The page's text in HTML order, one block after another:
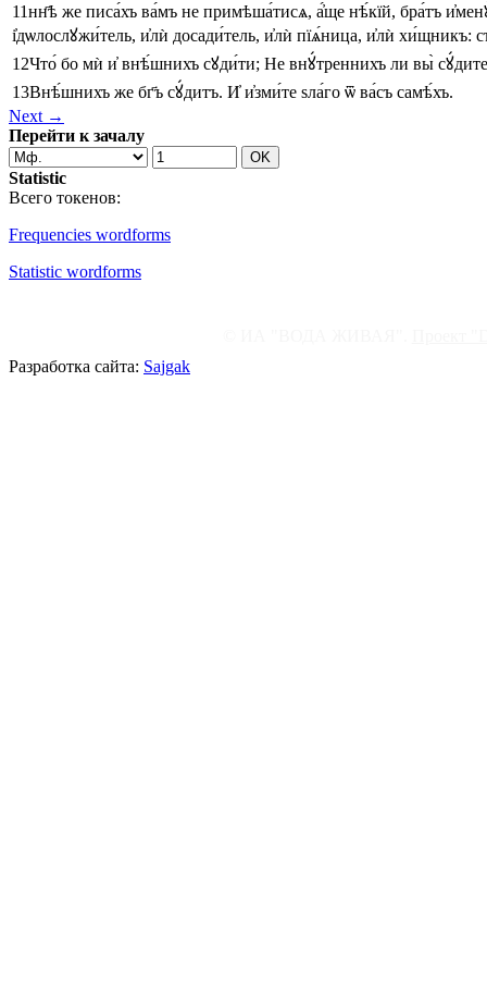
11нн҃ѣ же писа́хъ ва́мъ не примѣша́тисѧ, а҆́ще нѣ́кїй, бра́тъ
і҆дѡлослꙋжи́тель, и҆лѝ досади́тель, и҆лѝ пїѧ́ница, и҆лѝ хи́щникъ:
12Что́ бо мѝ и҆ внѣ́шнихъ сꙋди́ти; Не внꙋ́треннихъ ли вы̀ сꙋ́дите
13Внѣ́шнихъ же бг҃ъ сꙋ́дитъ. И҆ и҆зми́те ѕла́го ѿ ва́съ самѣ́хъ.
Next →
Перейти к зачалу
Statistic
Всего токенов:
Frequencies wordforms
Statistic wordforms
Разработка сайта: Sajgak